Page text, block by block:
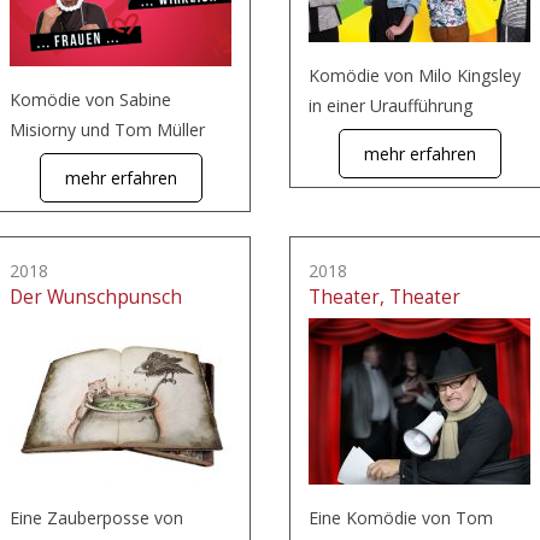
Komödie von Sabine
Misiorny und Tom Müller
mehr erfahren
Komödie von Milo Kingsley
in einer Uraufführung
mehr erfahren
2018
Der Wunschpunsch
Eine Zauberposse von
2018
Theater, Theater
Eine Komödie von Tom